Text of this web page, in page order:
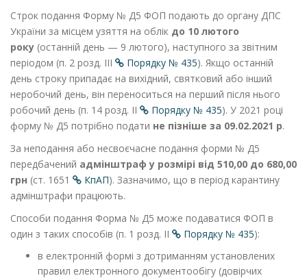
Строк подання Форму № Д5 ФОП подають до органу ДПС
України за місцем узяття на облік до 10 лютого
року (останній день — 9 лютого), наступного за звітним
періодом (п. 2 розд. ІІІ
Порядку № 435). Якщо останній
день строку припадає на вихідний, святковий або інший
неробочий день, він переноситься на перший після нього
робочий день (п. 14 розд. ІІ
Порядку № 435). У 2021 році
форму № Д5 потрібно подати не пізніше за 09.02.2021 р.
За неподання або несвоєчасне подання форми № Д5
передбачений адмінштраф у розмірі від 510,00 до 680,00
грн (ст. 1651 КпАП). Зазначимо, що в період карантину
адмінштрафи працюють.
Способи подання Форма № Д5 може подаватися ФОП в
один з таких способів (п. 1 розд. II
Порядку № 435):
в електронній формі з дотриманням установлених
правил електронного документообігу (довірчих